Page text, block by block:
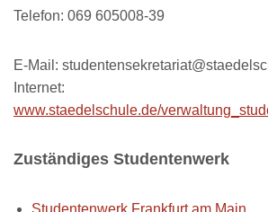
Telefon: 069 605008-39
E-Mail:
Internet:
www.staedelschule.de/
Zuständiges Studentenwerk